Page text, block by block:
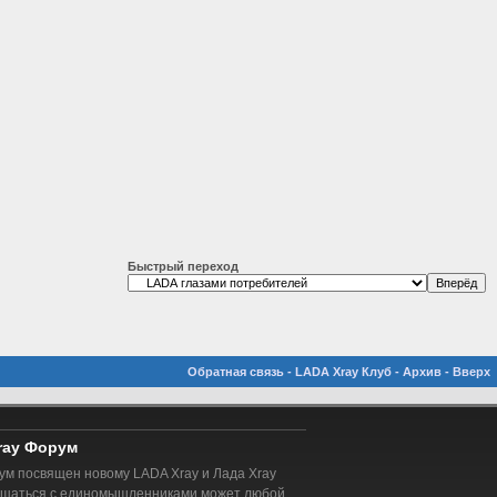
Быстрый переход
Обратная связь - LADA Xray Клуб - Архив - Вверх
Форум
посвящен новому LADA Xray и Лада Xray
с единомышленниками может любой